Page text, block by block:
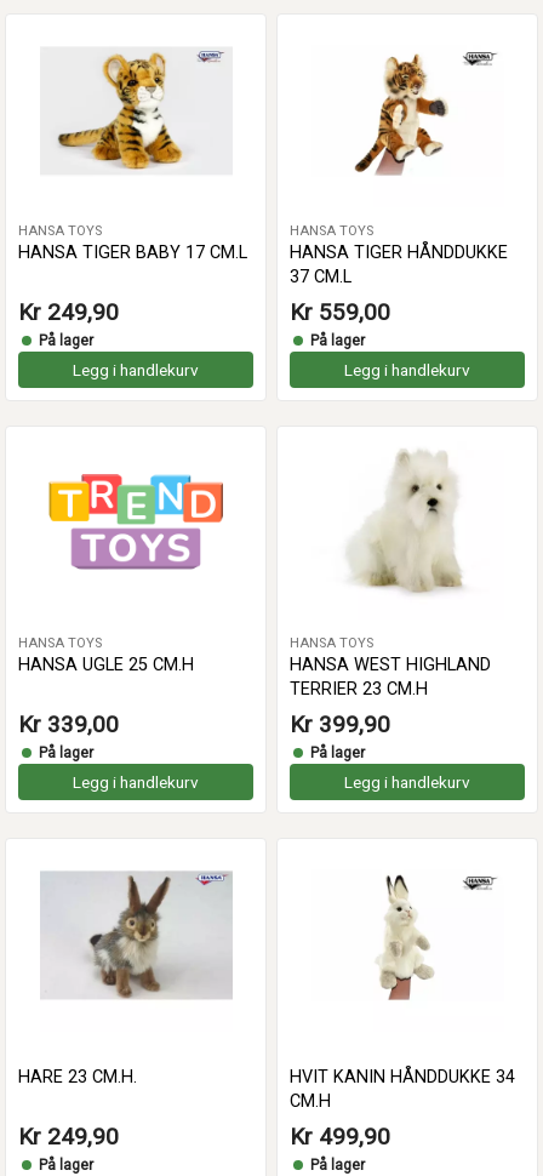
HANSA TOYS
HANSA TIGER BABY 17 CM.L
Kr 249,90
På lager
Legg i handlekurv
HANSA TOYS
HANSA TIGER HÅNDDUKKE
37 CM.L
Kr 559,00
På lager
Legg i handlekurv
HANSA TOYS
HANSA UGLE 25 CM.H
Kr 339,00
På lager
Legg i handlekurv
HANSA TOYS
HANSA WEST HIGHLAND
TERRIER 23 CM.H
Kr 399,90
På lager
Legg i handlekurv
HARE 23 CM.H.
Kr 249,90
På lager
HVIT KANIN HÅNDDUKKE 34
CM.H
Kr 499,90
På lager